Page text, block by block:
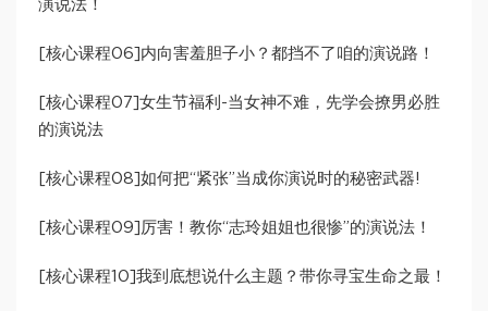
演说法！
[核心课程06]内向害羞胆子小？都挡不了咱的演说路！
[核心课程07]女生节福利-当女神不难，先学会撩男必胜
的演说法
[核心课程08]如何把“紧张”当成你演说时的秘密武器!
[核心课程09]厉害！教你“志玲姐姐也很惨”的演说法！
[核心课程10]我到底想说什么主题？带你寻宝生命之最！